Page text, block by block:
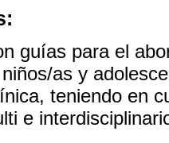
guías para el
as y
teniendo en
e